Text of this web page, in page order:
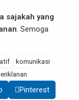
sajakah yang
. Semoga
komunikasi
Pinterest